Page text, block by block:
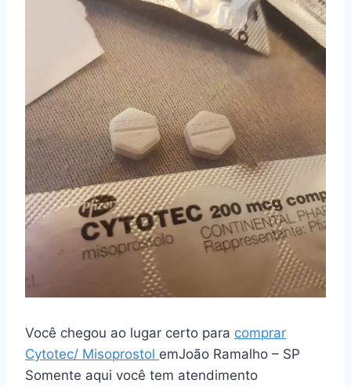
Você chegou ao lugar certo para comprar
Cytotec/ Misoprostol emJoão Ramalho – SP
Somente aqui você tem atendimento